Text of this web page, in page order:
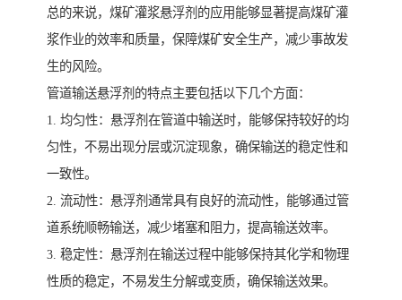
总的来说，煤矿灌浆悬浮剂的应用能够显著提高煤矿灌
浆作业的效率和质量，保障煤矿安全生产，减少事故发
生的风险。
管道输送悬浮剂的特点主要包括以下几个方面：
1. 均匀性：悬浮剂在管道中输送时，能够保持较好的均
匀性，不易出现分层或沉淀现象，确保输送的稳定性和
一致性。
2. 流动性：悬浮剂通常具有良好的流动性，能够通过管
道系统顺畅输送，减少堵塞和阻力，提高输送效率。
3. 稳定性：悬浮剂在输送过程中能够保持其化学和物理
性质的稳定，不易发生分解或变质，确保输送效果。